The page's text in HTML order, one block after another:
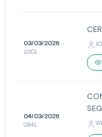
03/03/2026
10:01
04/03/2026
09:41